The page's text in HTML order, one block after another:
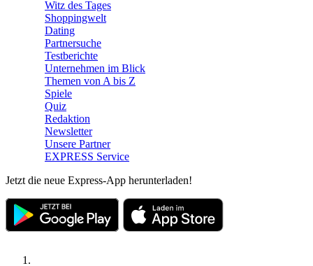
Witz des Tages
Shoppingwelt
Dating
Partnersuche
Testberichte
Unternehmen im Blick
Themen von A bis Z
Spiele
Quiz
Redaktion
Newsletter
Unsere Partner
EXPRESS Service
Jetzt die neue Express-App herunterladen!